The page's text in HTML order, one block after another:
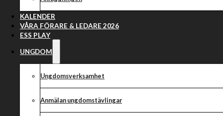
KALENDER
VÅRA FÖRARE & LEDARE 2026
ESS PLAY
UNGDOM
Ungdomsverksamhet
Anmälan ungdomstävlingar